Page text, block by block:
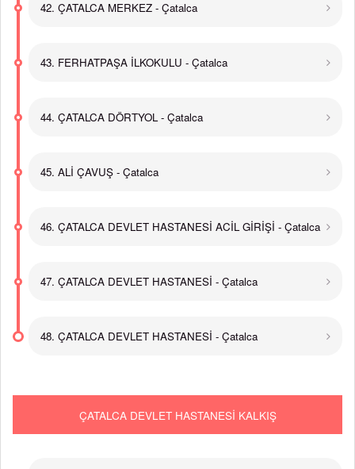
42. ÇATALCA MERKEZ - Çatalca
43. FERHATPAŞA İLKOKULU - Çatalca
44. ÇATALCA DÖRTYOL - Çatalca
45. ALİ ÇAVUŞ - Çatalca
46. ÇATALCA DEVLET HASTANESİ ACİL GİRİŞİ - Çatalca
47. ÇATALCA DEVLET HASTANESİ - Çatalca
48. ÇATALCA DEVLET HASTANESİ - Çatalca
ÇATALCA DEVLET HASTANESİ KALKIŞ